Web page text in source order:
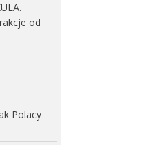
od
Polacy